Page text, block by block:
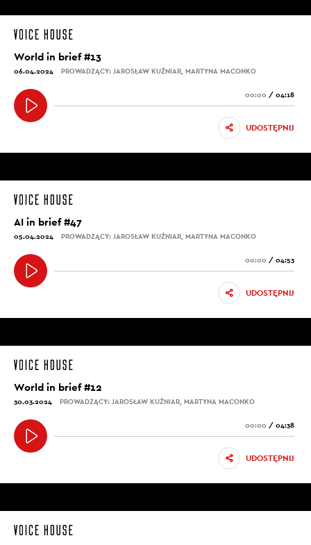
World in brief #13
06.04.2024 PROWADZĄCY: JAROSŁAW KUŹNIAR, MARTYNA MACONKO
00:00 / 04:18
UDOSTĘPNIJ
AI in brief #47
05.04.2024 PROWADZĄCY: JAROSŁAW KUŹNIAR, MARTYNA MACONKO
00:00 / 04:53
UDOSTĘPNIJ
World in brief #12
30.03.2024 PROWADZĄCY: JAROSŁAW KUŹNIAR, MARTYNA MACONKO
00:00 / 04:38
UDOSTĘPNIJ